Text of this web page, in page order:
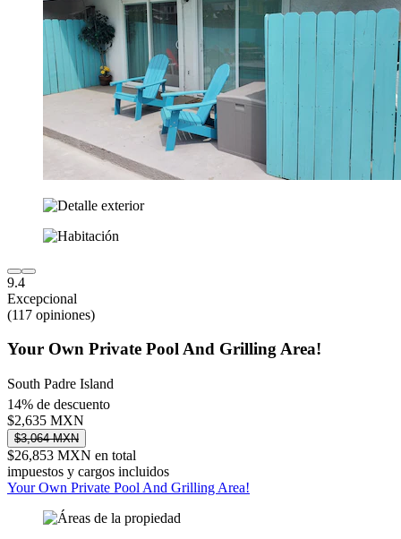
9.4
Excepcional
(117 opiniones)
Your Own Private Pool And Grilling Area!
South Padre Island
14% de descuento
$2,635 MXN
$3,064 MXN
$26,853 MXN en total
impuestos y cargos incluidos
Your Own Private Pool And Grilling Area!